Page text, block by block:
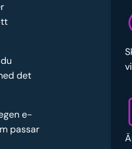
det
e-
passar